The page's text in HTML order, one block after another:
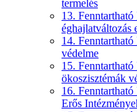
termelés
13.
éghajlatváltozás
14.
védelme
15.
ökoszisztémák
16.
Erős